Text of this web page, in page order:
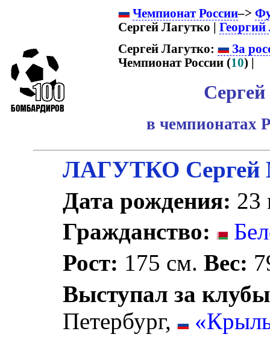
Чемпионат России–>
Сергей Лагутко |
Сергей Лагутко:
За
Чемпионат России (10) |
в чемпионатах
ЛАГУТКО Сергей
Дата рождения: 23
Гражданство:
Рост: 175 см.Вес:
Выступал за
Петербург,